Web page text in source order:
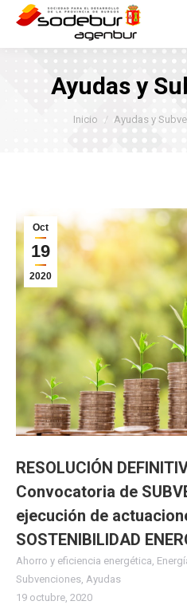
Ayudas y
Estás aquí:
Inicio Ayudas y
Oct
19
2020
RESOLUCIÓN
Convocatoria de
ejecución de
SOSTENIBILIDAD
Ahorro y eficiencia energética,
Subvenciones, Ayudas
19 octubre, 2020